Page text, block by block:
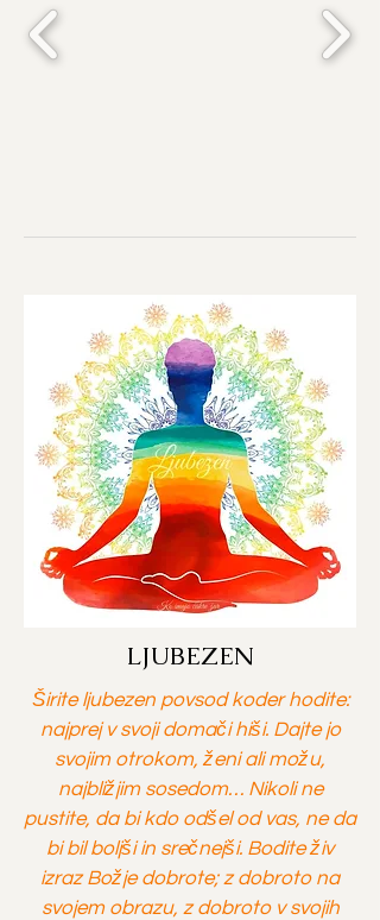
LJUBEZEN
Širite ljubezen povsod koder hodite:
najprej v svoji domači hiši. Dajte jo
svojim otrokom, ženi ali možu,
najbližjim sosedom… Nikoli ne
pustite, da bi kdo odšel od vas, ne da
bi bil boljši in srečnejši. Bodite živ
izraz Božje dobrote; z dobroto na
svojem obrazu, z dobroto v svojih